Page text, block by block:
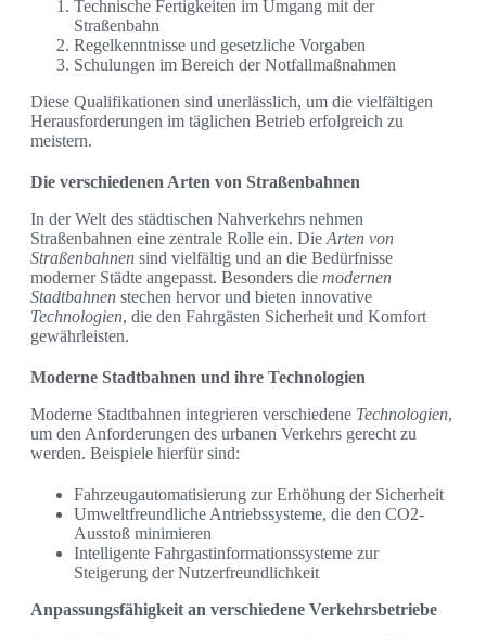
Technische Fertigkeiten im Umgang mit der
Straßenbahn
Regelkenntnisse und gesetzliche Vorgaben
Schulungen im Bereich der Notfallmaßnahmen
Diese Qualifikationen sind unerlässlich, um die vielfältigen
Herausforderungen im täglichen Betrieb erfolgreich zu
meistern.
Die verschiedenen Arten von Straßenbahnen
In der Welt des städtischen Nahverkehrs nehmen
Straßenbahnen eine zentrale Rolle ein. Die Arten von
Straßenbahnen sind vielfältig und an die Bedürfnisse
moderner Städte angepasst. Besonders die modernen
Stadtbahnen stechen hervor und bieten innovative
Technologien, die den Fahrgästen Sicherheit und Komfort
gewährleisten.
Moderne Stadtbahnen und ihre Technologien
Moderne Stadtbahnen integrieren verschiedene Technologien,
um den Anforderungen des urbanen Verkehrs gerecht zu
werden. Beispiele hierfür sind:
Fahrzeugautomatisierung zur Erhöhung der Sicherheit
Umweltfreundliche Antriebssysteme, die den CO2-
Ausstoß minimieren
Intelligente Fahrgastinformationssysteme zur
Steigerung der Nutzerfreundlichkeit
Anpassungsfähigkeit an verschiedene Verkehrsbetriebe